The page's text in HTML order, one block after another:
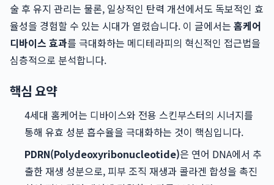
술 후 유지 관리는 물론, 일상적인 탄력 개선에서도 독보적인 효
율성을 경험할 수 있는 시대가 열렸습니다. 이 글에서는 홈케어
디바이스 효과를 극대화하는 메디테라피의 혁신적인 접근법을
심층적으로 분석합니다.
핵심 요약
4세대 홈케어는 디바이스와 전용 스킨부스터의 시너지를
통해 유효 성분 흡수율을 극대화하는 것이 핵심입니다.
PDRN(Polydeoxyribonucleotide)은 연어 DNA에서 추
출한 재생 성분으로, 피부 조직 재생과 콜라겐 합성을 촉진